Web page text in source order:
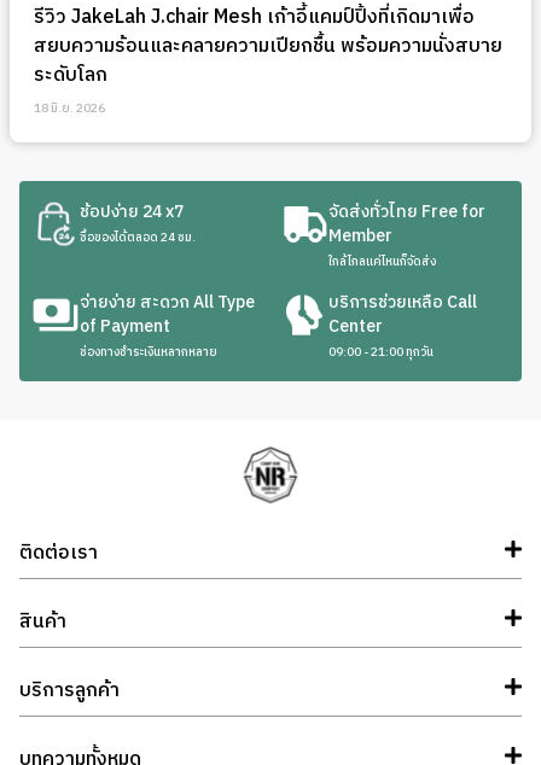
รีวิว JakeLah J.chair Mesh เก้าอี้แคมป์ปิ้งที่เกิดมาเพื่อ
สยบความร้อนและคลายความเปียกชื้น พร้อมความนั่งสบาย
ระดับโลก
18 มิ.ย. 2026
ช้อปง่าย 24 x7
ซื้อของได้ตลอด 24 ชม.
จัดส่งทั่วไทย Free for
Member
ใกล้ไกลแค่ไหนก็จัดส่ง
จ่ายง่าย สะดวก All Type
of Payment
ช่องทางชำระเงินหลากหลาย
บริการช่วยเหลือ Call
Center
09:00 - 21:00 ทุกวัน
ติดต่อเรา
สินค้า
บริการลูกค้า